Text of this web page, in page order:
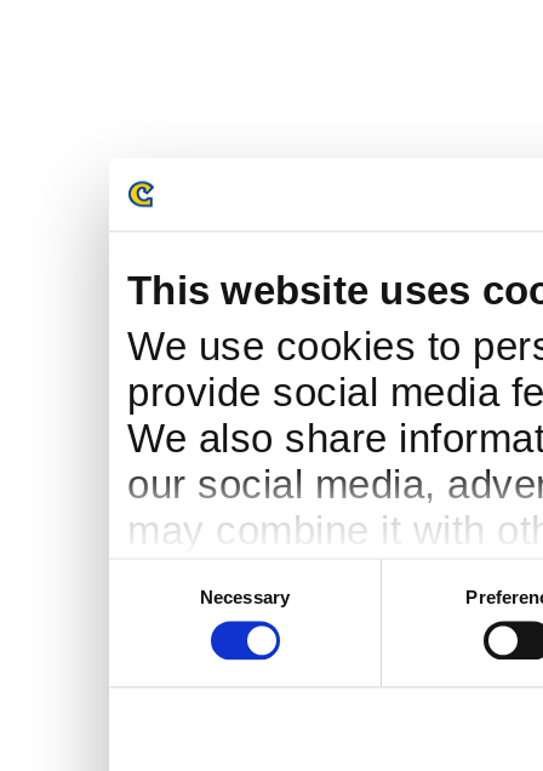
This website uses
We use cookies to
provide social media
We also share
our social media,
may combine it with
services.
Necessary